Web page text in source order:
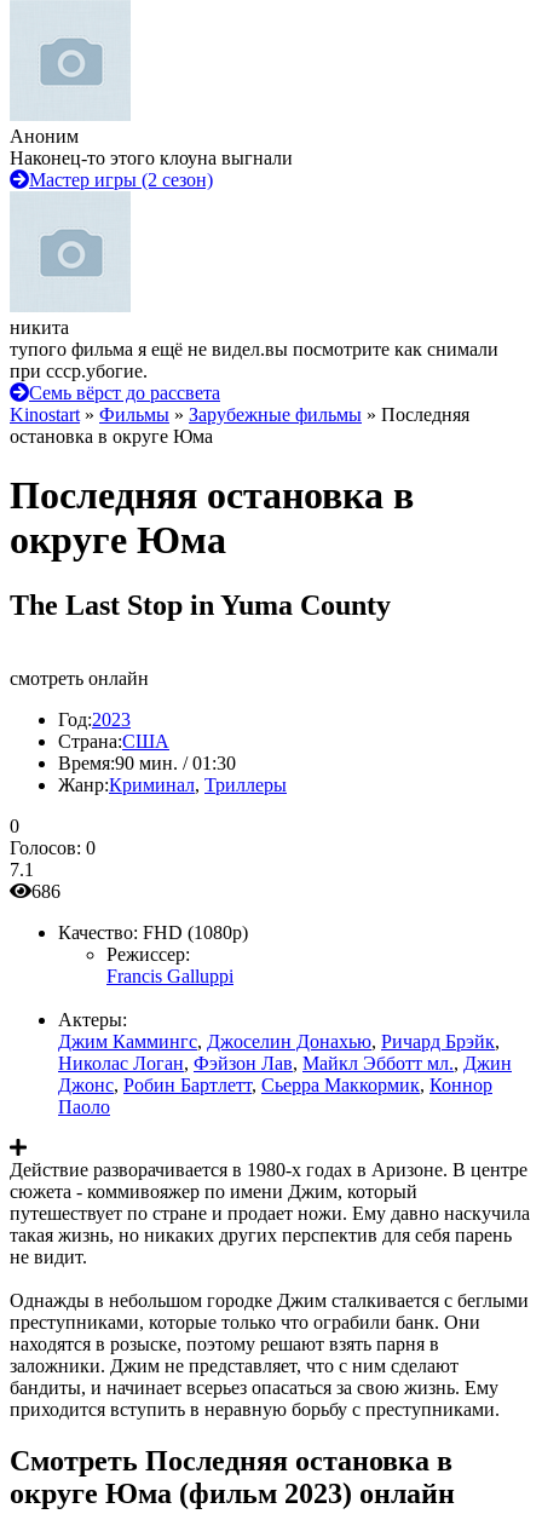
Аноним
Наконец-то этого клоуна выгнали
Мастер игры (2 сезон)
никита
тупого фильма я ещё не видел.вы посмотрите как снимали
при ссср.убогие.
Семь вёрст до рассвета
Kinostart » Фильмы » Зарубежные фильмы » Последняя
остановка в округе Юма
Последняя остановка в
округе Юма
The Last Stop in Yuma County
смотреть онлайн
Год:2023
Страна:США
Время:90 мин. / 01:30
Жанр:Криминал, Триллеры
0
Голосов: 0
7.1
686
Качество: FHD (1080p)
Режиссер:
Francis Galluppi
Актеры:
Джим Каммингс, Джоселин Донахью, Ричард Брэйк,
Николас Логан, Фэйзон Лав, Майкл Эбботт мл., Джин
Джонс, Робин Бартлетт, Сьерра Маккормик, Коннор
Паоло
Действие разворачивается в 1980-х годах в Аризоне. В центре
сюжета - коммивояжер по имени Джим, который
путешествует по стране и продает ножи. Ему давно наскучила
такая жизнь, но никаких других перспектив для себя парень
не видит.
Однажды в небольшом городке Джим сталкивается с беглыми
преступниками, которые только что ограбили банк. Они
находятся в розыске, поэтому решают взять парня в
заложники. Джим не представляет, что с ним сделают
бандиты, и начинает всерьез опасаться за свою жизнь. Ему
приходится вступить в неравную борьбу с преступниками.
Смотреть Последняя остановка в
округе Юма (фильм 2023) онлайн